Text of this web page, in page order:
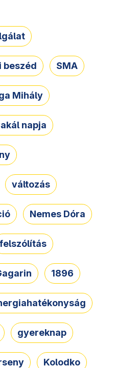
beszéd SMA
Mihály
napja
változás
Nemes Dóra
felszólítás
1896
gyereknap
Kolodko